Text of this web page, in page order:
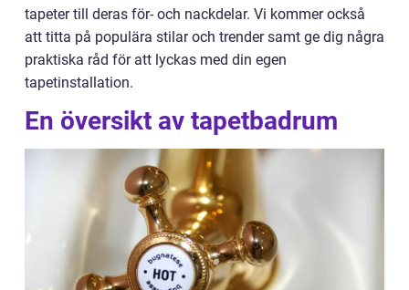
tapeter till deras för- och nackdelar. Vi kommer också
att titta på populära stilar och trender samt ge dig några
praktiska råd för att lyckas med din egen
tapetinstallation.
En översikt av tapetbadrum